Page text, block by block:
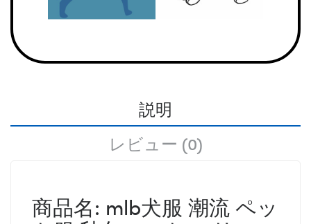
説明
レビュー (0)
商品名: mlb犬服 潮流 ペッ